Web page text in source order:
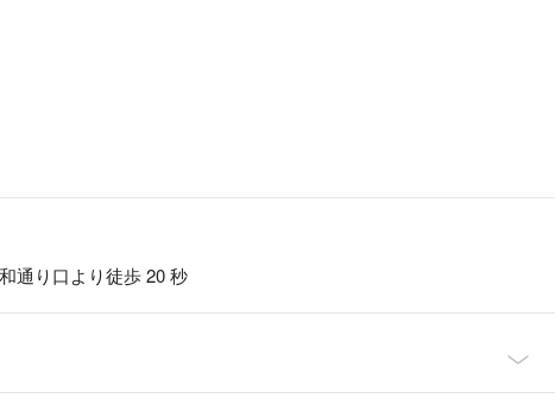
通り口より徒歩 20 秒